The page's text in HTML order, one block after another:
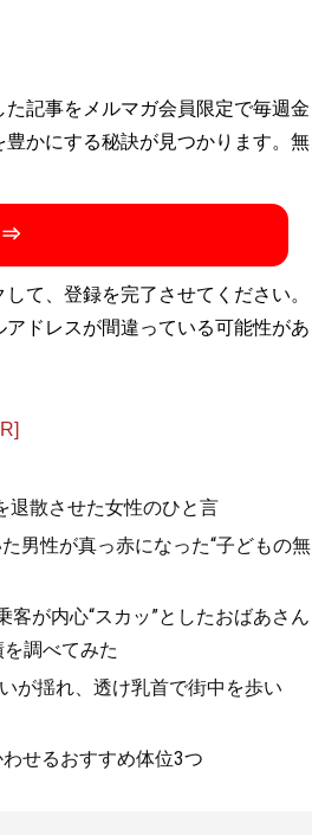
記事をメルマガ会員限定で毎週金
かにする秘訣が見つかります。無
て、登録を完了させてください。
ドレスが間違っている可能性があ
散させた女性のひと言
男性が真っ赤になった“子どもの無
が内心“スカッ”としたおばあさん
調べてみた
が揺れ、透け乳首で街中を歩い
せるおすすめ体位3つ